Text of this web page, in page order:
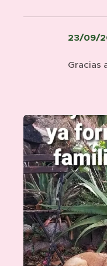
23/09/
Gracias